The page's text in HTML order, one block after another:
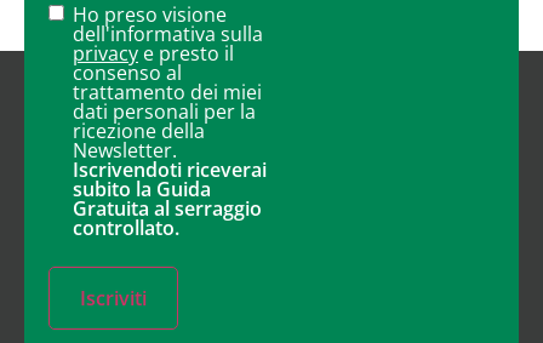
Ho preso visione
dell'informativa sulla
privacy e presto il
consenso al
trattamento dei miei
dati personali per la
ricezione della
Newsletter.
Iscrivendoti riceverai
subito la Guida
Gratuita al serraggio
controllato.
Iscriviti